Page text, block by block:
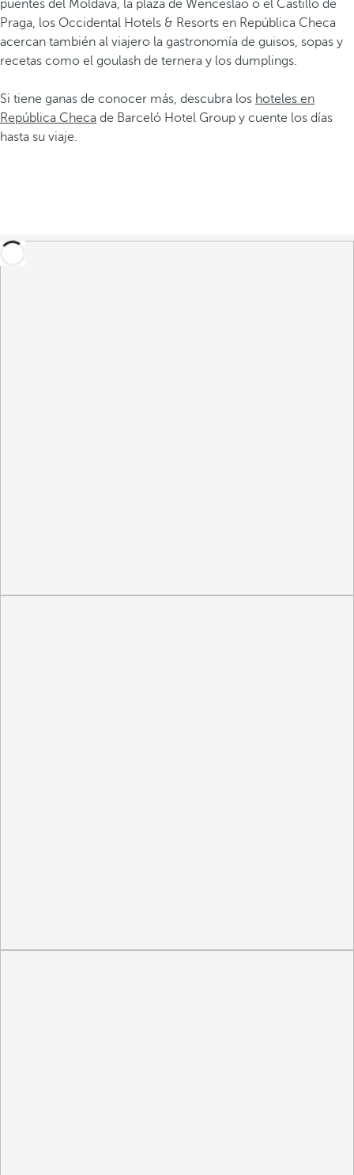
puentes del Moldava, la plaza de Wenceslao o el Castillo de
Praga, los Occidental Hotels & Resorts en República Checa
acercan también al viajero la gastronomía de guisos, sopas y
recetas como el goulash de ternera y los dumplings.
Si tiene ganas de conocer más, descubra los hoteles en
República Checa de Barceló Hotel Group y cuente los días
hasta su viaje.